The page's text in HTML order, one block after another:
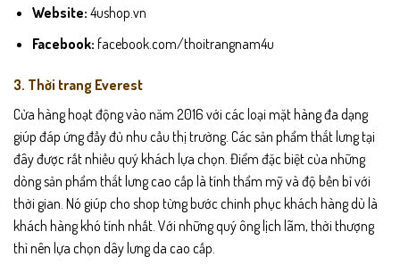
Website: 4ushop.vn
Facebook: facebook.com/thoitrangnam4u
3. Thời trang Everest
Cửa hàng hoạt động vào năm 2016 với các loại mặt hàng đa dạng
giúp đáp ứng đầy đủ nhu cầu thị trường. Các sản phẩm thắt lưng tại
đây được rất nhiều quý khách lựa chọn. Điểm đặc biệt của những
dòng sản phẩm thắt lưng cao cấp là tính thẩm mỹ và độ bền bỉ với
thời gian. Nó giúp cho shop từng bước chinh phục khách hàng dù là
khách hàng khó tính nhất. Với những quý ông lịch lãm, thời thượng
thì nên lựa chọn dây lưng da cao cấp.